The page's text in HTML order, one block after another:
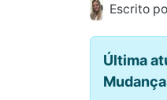
Escrito
Última